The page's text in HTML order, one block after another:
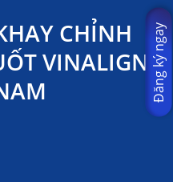
CHỈNH
VINALIGN Đăng ký ngay